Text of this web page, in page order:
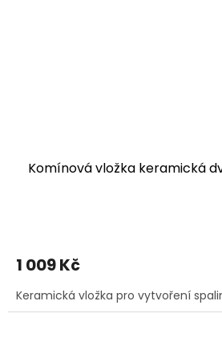
Komínová vložka keramická
1 009 Kč
Keramická vložka pro vytvoření